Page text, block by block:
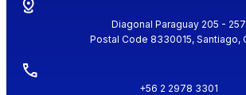
Diagonal Paraguay 205 - 257
Postal Code 8330015, Santiago,
+56 2 2978 3301